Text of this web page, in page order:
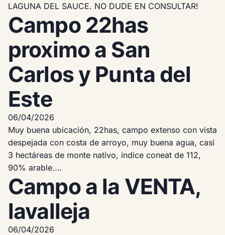
LAGUNA DEL SAUCE. NO DUDE EN CONSULTAR!
Campo 22has
proximo a San
Carlos y Punta del
Este
06/04/2026
Muy buena ubicación, 22has, campo extenso con vista
despejada con costa de arroyo, muy buena agua, casi
3 hectáreas de monte nativo, indice coneat de 112,
90% arable.…
Campo a la VENTA,
lavalleja
06/04/2026